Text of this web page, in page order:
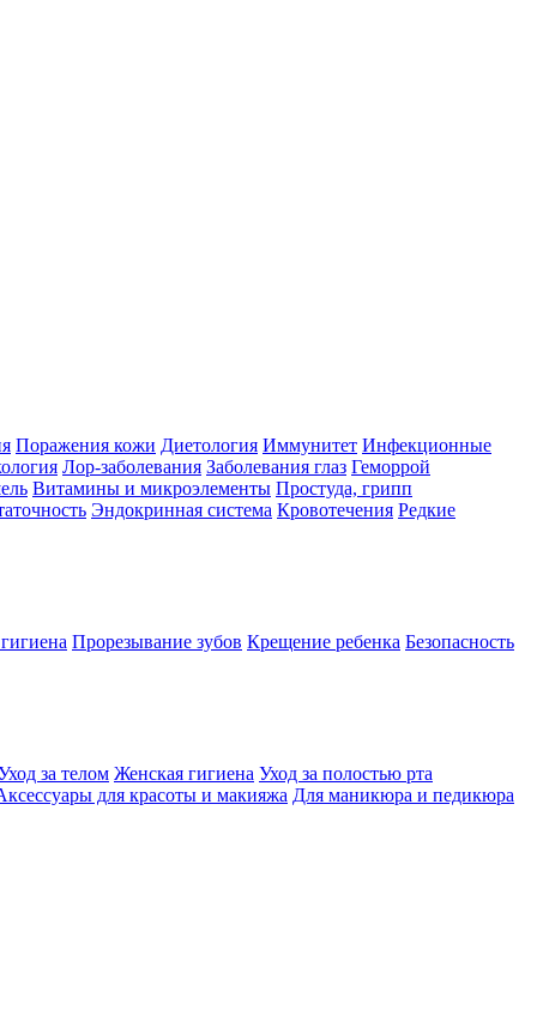
Поражения кожи Диетология Иммунитет Инфекционные
Лор-заболевания Заболевания глаз Геморрой
Витамины и микроэлементы Простуда, грипп
Эндокринная система Кровотечения Редкие
Прорезывание зубов Крещение ребенка Безопасность
за телом Женская гигиена Уход за полостью рта
для красоты и макияжа Для маникюра и педикюра